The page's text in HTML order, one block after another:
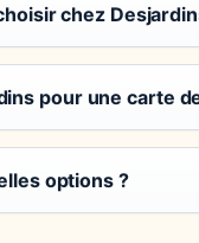
chez
pour une carte
options ?